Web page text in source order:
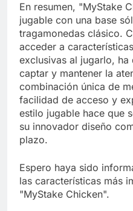
En resumen, "MyStake
jugable con una base
tragamonedas clásico.
acceder a
exclusivas al jugarlo,
captar y mantener la
combinación única de
facilidad de acceso y
estilo jugable hace que
su innovador diseño
plazo.
Espero haya sido
las características más
"MyStake Chicken".